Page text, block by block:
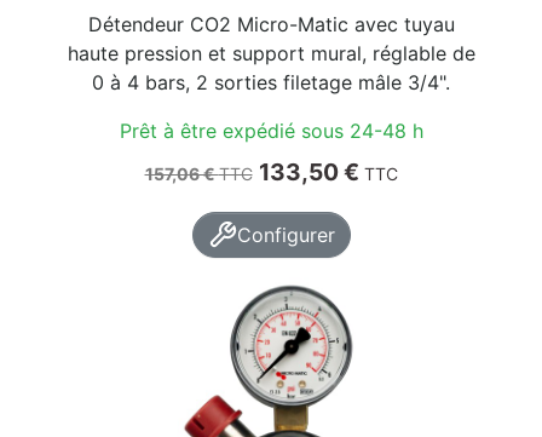
Détendeur CO2 Micro-Matic avec tuyau
haute pression et support mural, réglable de
0 à 4 bars, 2 sorties filetage mâle 3/4".
Prêt à être expédié sous 24-48 h
Prix de base
157,06 €TTC Prix
133,50 € TTC
Configurer